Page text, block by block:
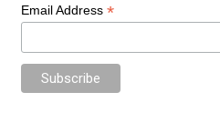
Email Address *